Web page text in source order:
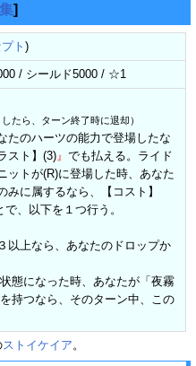
]
ト )
/ シールド5000 / ☆1
たら、ターン終了時に退却）
たのハーツの能力で登場したな
スト】(3)』 でも払える。ライド
ットが(R)に登場した時、あなた
に属するなら、【コスト】
で、以下を１つ行う。
以上なら、あなたのドロップか
態になった時、あなたが「夜霧
持つなら、そのターン中、この
ストイケイア。